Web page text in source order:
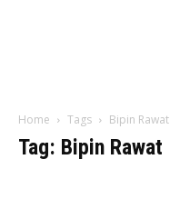
Home Tags Bipin Rawat
Tag: Bipin Rawat